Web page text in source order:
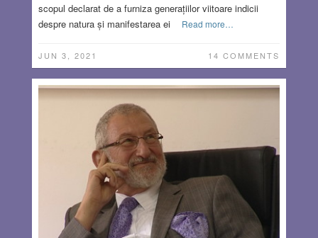
scopul declarat de a furniza generațiilor viitoare indicii
despre natura și manifestarea ei
Read more…
JUN 3, 2021 14 COMMENTS